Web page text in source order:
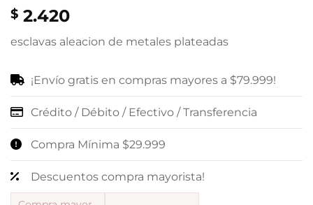
$ 2.420
esclavas aleacion de metales plateadas
¡Envío gratis en compras mayores a $79.999!
Crédito / Débito / Efectivo / Transferencia
Compra Mínima $29.999
Descuentos compra mayorista!